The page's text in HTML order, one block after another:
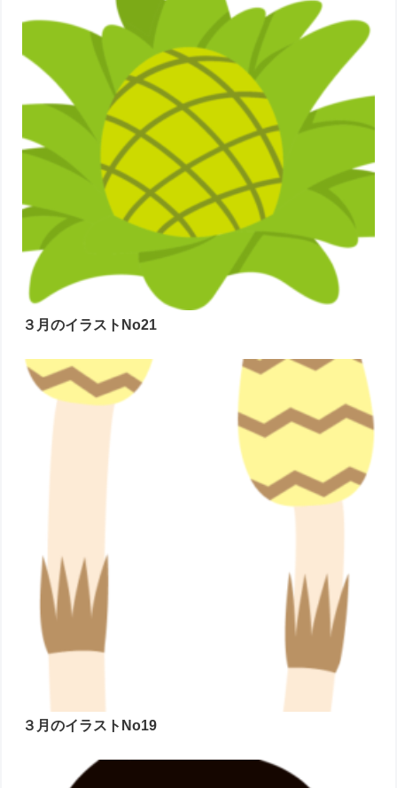
３月のイラストNo21
３月のイラストNo19